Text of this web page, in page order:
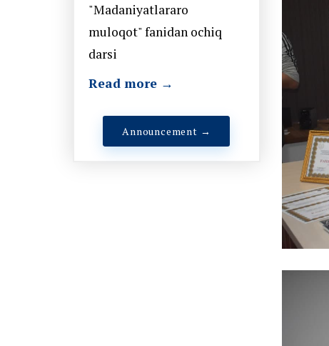
"Madaniyatlararo
muloqot" fanidan ochiq
darsi
Read more →
Announcement →